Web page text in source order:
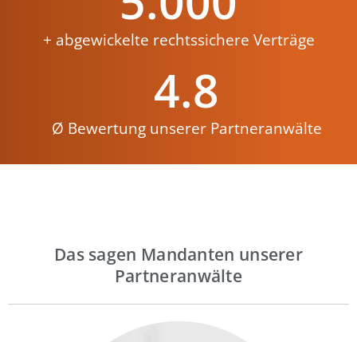
+ abgewickelte rechtssichere Verträge
Ø Bewertung unserer Partneranwälte
4.8
Das sagen Mandanten unserer
Partneranwälte